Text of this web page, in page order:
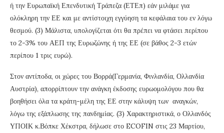
ή την Ευρωπαϊκή Επενδυτική Τράπεζα (ΕΤΕπ) εάν μιλάμε για
ολόκληρη την ΕΕ και με αντίστοιχη εγγύηση τα κεφάλαια του εν λόγω
θεσμού. (3) Μάλιστα, υπολογίζεται ότι θα πρέπει να φτάσει περίπου
το 2-3% του ΑΕΠ της Ευρωζώνης ή της ΕΕ (σε βάθος 2-3 ετών
περίπου 1 τρις ευρώ).
Στον αντίποδα, οι χώρες του Βορρά(Γερμανία, Φινλανδία, Ολλανδία
Αυστρία), απορρίπτουν την ανάγκη έκδοσης ευρωομολόγου που θα
βοηθήσει όλα τα κράτη-μέλη της ΕΕ στην κάλυψη των αναγκών,
λόγω της εξάπλωσης της πανδημίας. (3) Χαρακτηριστικά, ο Ολλανδός
ΥΠΟΙΚ κ.Βόπκε Χέκστρα, δήλωσε στο ECOFIN στις 23 Μαρτίου,